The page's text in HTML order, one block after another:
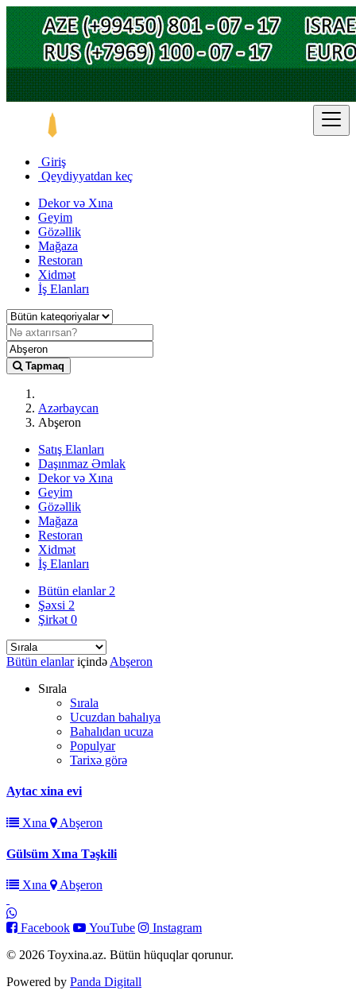
Giriş
Qeydiyyatdan keç
Dekor və Xına
Geyim
Gözəllik
Mağaza
Restoran
Xidmət
İş Elanları
Tapmaq
Azərbaycan
Abşeron
Satış Elanları
Daşınmaz Əmlak
Dekor və Xına
Geyim
Gözəllik
Mağaza
Restoran
Xidmət
İş Elanları
Bütün elanlar 2
Şəxsi 2
Şirkət 0
Bütün elanlariçində Abşeron
Sırala
Sırala
Ucuzdan bahalıya
Bahalıdan ucuza
Populyar
Tarixə görə
Aytac xina evi
Xına Abşeron
Gülsüm Xına Təşkili
Xına Abşeron
Facebook YouTube
Instagram
© 2026 Toyxina.az. Bütün hüquqlar qorunur.
Powered by Panda Digitall